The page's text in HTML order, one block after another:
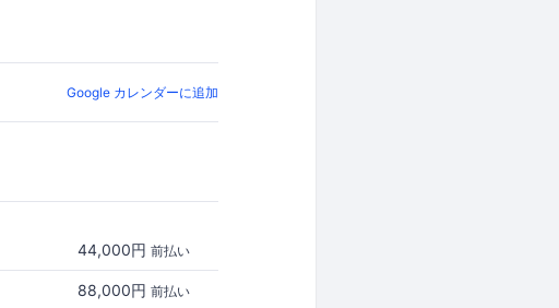
Google カレンダーに追加
44,000円 前払い
88,000円 前払い